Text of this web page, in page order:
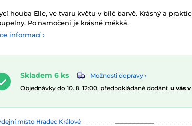
houba Elle, ve tvaru květu v bílé barvě. Krásný a
Po namočení je krásně měkká.
informací ›
Skladem 6 ks
Možnosti dopravy ›
Objednávky do 10. 8. 12:00, předpokládané dodání: u vás v
místo Hradec Králové